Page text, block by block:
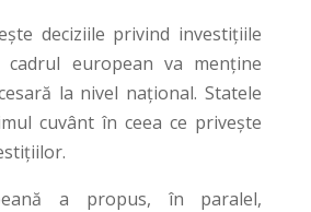
deciziile privind investițiile
cadrul european va menține
la nivel național. Statele
cuvânt în ceea ce privește
a propus, în paralel,